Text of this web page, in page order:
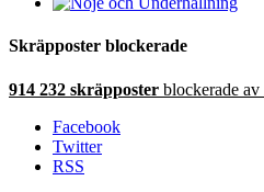
Skräpposter blockerade
914 232 skräpposter blockerade av
Facebook
Twitter
RSS